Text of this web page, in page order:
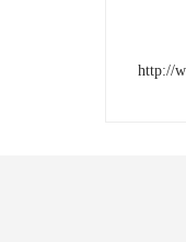
http://